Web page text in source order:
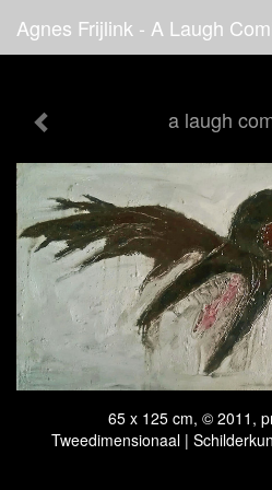
Agnes Frijlink - A Laugh
a laugh
65 x 125 cm, © 2011,
Tweedimensionaal |